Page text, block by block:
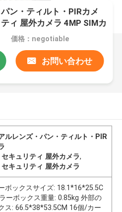
ン・ティルト・PIRカメ
ィ 屋外カメラ 4MP SIMカ
価格：negotiable
お問い合わせ
ルレンズ・パン・ティルト・PIR
セキュリティ 屋外カメラ,
キュリティ 屋外カメラ
ボックスサイズ: 18.1*16*25.5C
ーボックス重量: 0.85kg 外部の
ス: 66.5*38*53.5CM 16個/カー